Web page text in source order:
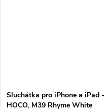
Sluchátka pro iPhone a iPad -
HOCO, M39 Rhyme White